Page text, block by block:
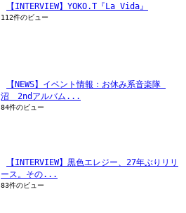
【INTERVIEW】YOKO.T『La Vida』
112件のビュー
【NEWS】イベント情報：お休み系音楽隊
沼　2ndアルバム...
84件のビュー
【INTERVIEW】黒色エレジー、27年ぶりリリ
ース。その...
83件のビュー